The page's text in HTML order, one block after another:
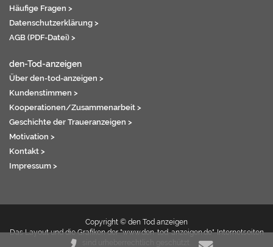
Häufige Fragen >
Datenschutzerklärung >
AGB (PDF-Datei) >
den-Tod-anzeigen
Über den-tod-anzeigen >
Kundenstimmen >
Kooperationen/Zusammenarbeit >
Geschichte der Traueranzeigen >
Motivation >
Kontakt >
Impressum >
Copyright © den Tod anzeigen
Das Layout und die Grafiken der "www.den-tod-anzeigen.de"-Internetseiten